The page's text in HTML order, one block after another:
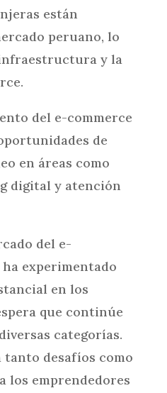
están
peruano, lo
y la
del e-commerce
de
en áreas como
digital y atención
del e-
experimentado
en los
que continúe
categorías.
tanto desafíos como
los emprendedores